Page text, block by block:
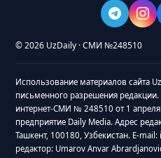
© 2026 UzDaily · СМИ №248510
Использование материалов сайта
письменного разрешения редакции.
интернет-СМИ № 248510 от 1
предприятие Daily Media. Адрес
Ташкент, 100180, Узбекистан. E-
редактор: Umarov Anvar